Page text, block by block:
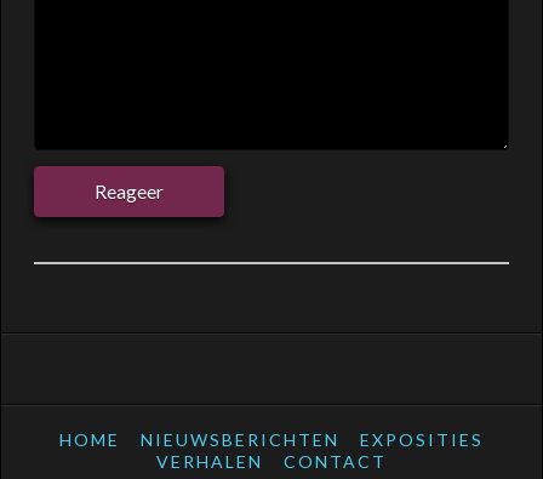
HOME NIEUWSBERICHTEN
EXPOSITIES
VERHALEN
CONTACT